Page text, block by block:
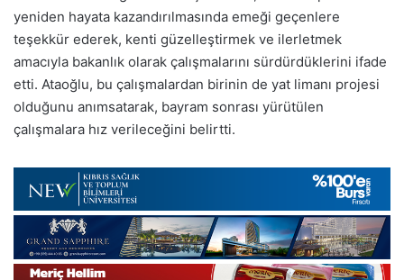
yeniden hayata kazandırılmasında emeği geçenlere
teşekkür ederek, kenti güzelleştirmek ve ilerletmek
amacıyla bakanlık olarak çalışmalarını sürdürdüklerini ifade
etti. Ataoğlu, bu çalışmalardan birinin de yat limanı projesi
olduğunu anımsatarak, bayram sonrası yürütülen
çalışmalara hız verileceğini belirtti.